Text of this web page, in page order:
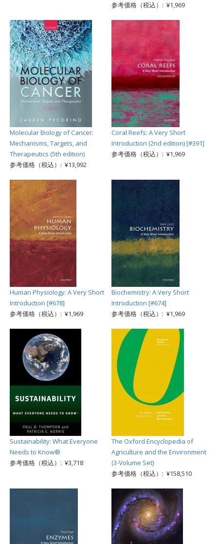
参考価格（税込）: ¥1,969
Molecular Biology of Cancer:
Mechanisms, Targets, and
Therapeutics (5th edition)
参考価格（税込）: ¥13,992
Coral Reefs: A Very Short
Introduction (2nd edition) [#391]
参考価格（税込）: ¥1,969
Human Physiology: A Very Short
Introduction [#678]
参考価格（税込）: ¥1,969
Biochemistry: A Very Short
Introduction [#674]
参考価格（税込）: ¥1,969
Sustainability: What Everyone
Needs to Know®
参考価格（税込）: ¥3,718
The Oxford Encyclopedia of
Agriculture and the Environment
(3-Volume Set)
参考価格（税込）: ¥158,510